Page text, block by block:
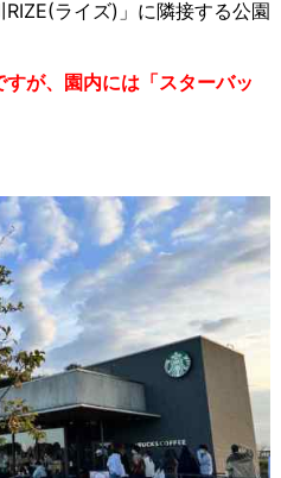
RIZE(ライズ)」に隣接する公園
が、園内には「スターバッ